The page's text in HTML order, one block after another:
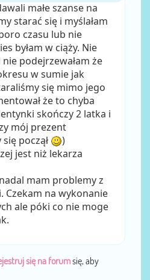
małe szanse na
starać się i myślałam
czasu lub nie
byłam w ciąży. Nie
podejrzewałam że
w sumie jak
się mimo jego
że to chyba
skończy 2 latka i
mój prezent
począł
)
jest niż lekarza
mam problemy z
Czekam na wykonanie
ale póki co nie moge
się na forumsię, aby